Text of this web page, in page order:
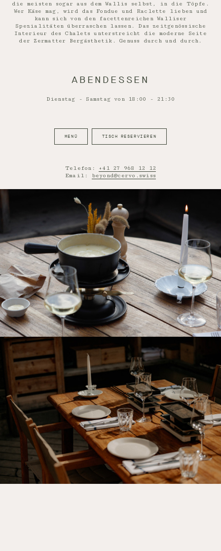
die meisten sogar aus dem Wallis selbst, in die Töpfe.
Wer Käse mag, wird das Fondue und Raclette lieben und
kann sich von den facettenreichen Walliser
Spezialitäten überraschen lassen. Das zeitgenössische
Interieur des Chalets unterstreicht die moderne Seite
der Zermatter Bergästhetik. Genuss durch und durch.
ABENDESSEN
Dienstag - Samstag von 18:00 - 21:30
MENÜ TISCH RESERVIEREN
Telefon: +41 27 968 12 12
Email:
beyond@cervo.swiss